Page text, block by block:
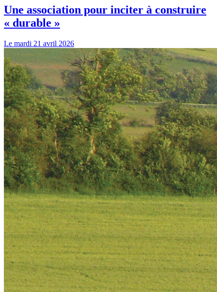
Une association pour inciter à construire
« durable »
Le mardi 21 avril 2026